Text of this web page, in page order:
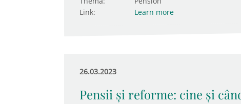
Link:
Learn more
26.03.2023
Pensii și reforme: cine și